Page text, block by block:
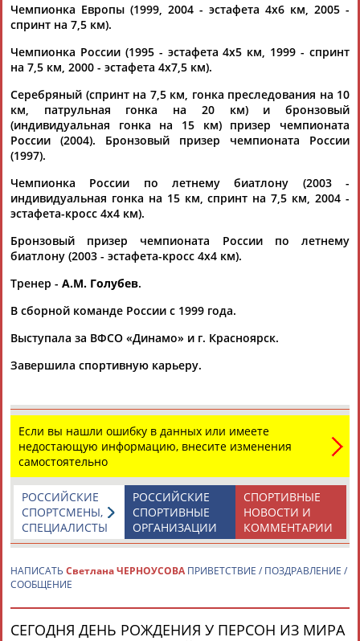
Флюра
АББАТЕ-
БУЛАТОВА
Татьяна
АББЯСОВА
АБДИКАРИМОВААБДРАХМАНОВ
Каримжан
АБДРАХМАНОВ
Аделя
АБДРАХМАНОВА
Андрей
АБДУВАЛИЕВ
АБДУЛАЕВ
АБДУЛАЕВ
АБДУЛАЗИЗОВАБДУЛБЕКОВ
Камалудин
АБДУЛДАУДОВ
Абдула
АБДУЛЖАЛИЛОВ
АБДУЛКАГИРОВНазир
АБДУЛЛАЕВ
24 персон из 13181
ЕЩЁ ПЕРСОНЫ
Чемпионка Европы (1999, 2004 - эстафета 4х6 км, 2005 -
спринт на 7,5 км).
Чемпионка России (1995 - эстафета 4х5 км, 1999 - спринт
на 7,5 км, 2000 - эстафета 4х7,5 км).
Серебряный (спринт на 7,5 км, гонка преследования на 10
км, патрульная гонка на 20 км) и бронзовый
(индивидуальная гонка на 15 км) призер чемпионата
России (2004). Бронзовый призер чемпионата России
(1997).
Чемпионка России по летнему биатлону (2003 -
индивидуальная гонка на 15 км, спринт на 7,5 км, 2004 -
эстафета-кросс 4х4 км).
Бронзовый призер чемпионата России по летнему
биатлону (2003 - эстафета-кросс 4х4 км).
Тренер - А.М. Голубев.
В сборной команде России с 1999 года.
Выступала за ВФСО «Динамо» и г. Красноярск.
Завершила спортивную карьеру.
Если вы нашли ошибку в данных или имеете
недостающую информацию, внесите изменения
самостоятельно
СПОРТИВНЫЕ
НОВОСТИ И
КОММЕНТАРИИ
РОССИЙСКИЕ
СПОРТИВНЫЕ
ОРГАНИЗАЦИИ
РОССИЙСКИЕ
СПОРТСМЕНЫ,
СПЕЦИАЛИСТЫ
НАПИСАТЬ Светлана ЧЕРНОУСОВА ПРИВЕТСТВИЕ / ПОЗДРАВЛЕНИЕ /
СООБЩЕНИЕ
СЕГОДНЯ ДЕНЬ РОЖДЕНИЯ У ПЕРСОН ИЗ МИРА